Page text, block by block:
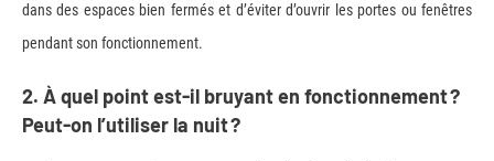
dans des espaces bien fermés et d’éviter d’ouvrir les portes ou fenêtres
pendant son fonctionnement.
2. À quel point est-il bruyant en fonctionnement ?
Peut-on l’utiliser la nuit ?